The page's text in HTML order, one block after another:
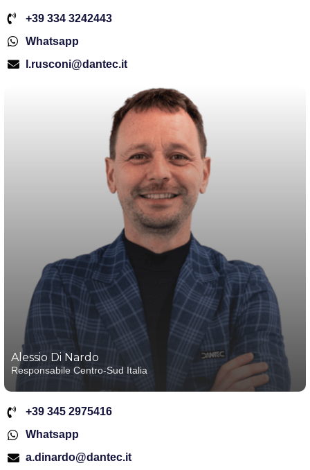
+39 334 3242443
Whatsapp
l.rusconi@dantec.it
Alessio Di Nardo
Responsabile Centro-Sud Italia
+39 345 2975416
Whatsapp
a.dinardo@dantec.it